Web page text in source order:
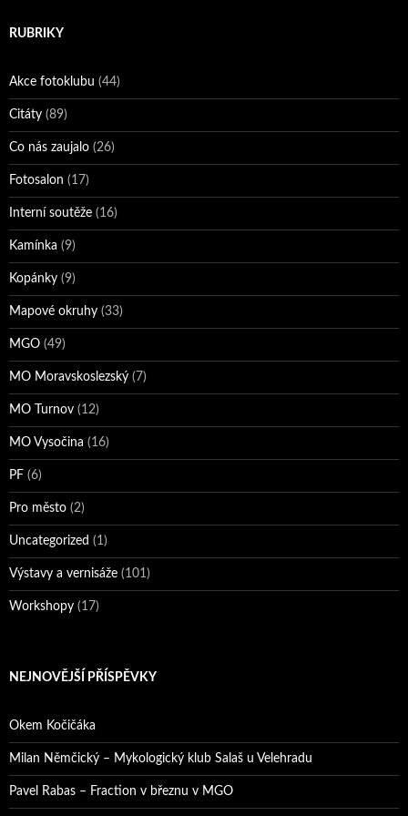
RUBRIKY
Akce fotoklubu (44)
Citáty (89)
Co nás zaujalo (26)
Fotosalon (17)
Interní soutěže (16)
Kamínka (9)
Kopánky (9)
Mapové okruhy (33)
MGO (49)
MO Moravskoslezský (7)
MO Turnov (12)
MO Vysočina (16)
PF (6)
Pro město (2)
Uncategorized (1)
Výstavy a vernisáže (101)
Workshopy (17)
NEJNOVĚJŠÍ PŘÍSPĚVKY
Okem Kočičáka
Milan Němčický – Mykologický klub Salaš u Velehradu
Pavel Rabas – Fraction v březnu v MGO